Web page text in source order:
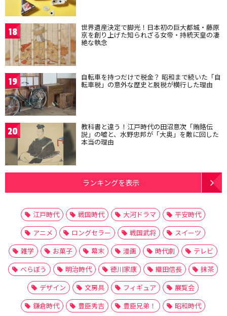
18 世界遺産決定で脚光！日本初の巨大都城・藤原
京を創り上げた知られざる女帝・持統天皇の凄
絶な執念
19 自転車を持つだけで税金？ 昭和まで続いた「自
転車税」の意外な歴史と脱税が横行した理由
20 教科書と違う！江戸時代の田沼意次「賄賂伝
説」の嘘と、水野忠邦が「大奥」を敵に回した
本当の理由
ランキングを表示
江戸時代 戦国時代 大河ドラマ
平安時代
アニメ
ロングセラー 戦国武将
スイーツ
雑学
お菓子 幕末 漫画 時代劇
テレビ
べらぼう
明治時代 徳川家康 織田信長
抹茶
デザイン
文房具 フィギュア
展覧会
鎌倉時代
豊臣秀吉 豊臣兄弟！
昭和時代